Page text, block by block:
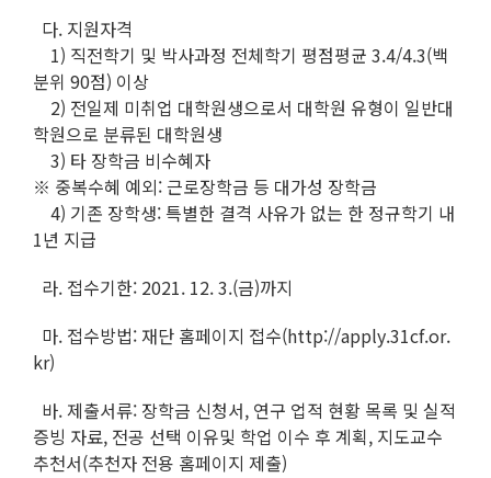
다. 지원자격
1) 직전학기 및 박사과정 전체학기 평점평균 3.4/4.3(백
분위 90점) 이상
2) 전일제 미취업 대학원생으로서 대학원 유형이 일반대
학원으로 분류된 대학원생
3) 타 장학금 비수혜자
※ 중복수혜 예외: 근로장학금 등 대가성 장학금
4) 기존 장학생: 특별한 결격 사유가 없는 한 정규학기 내
1년 지급
라. 접수기한: 2021. 12. 3.(금)까지
마. 접수방법: 재단 홈페이지 접수(http://apply.31cf.or.
kr)
바. 제출서류: 장학금 신청서, 연구 업적 현황 목록 및 실적
증빙 자료, 전공 선택 이유및 학업 이수 후 계획, 지도교수
추천서(추천자 전용 홈페이지 제출)